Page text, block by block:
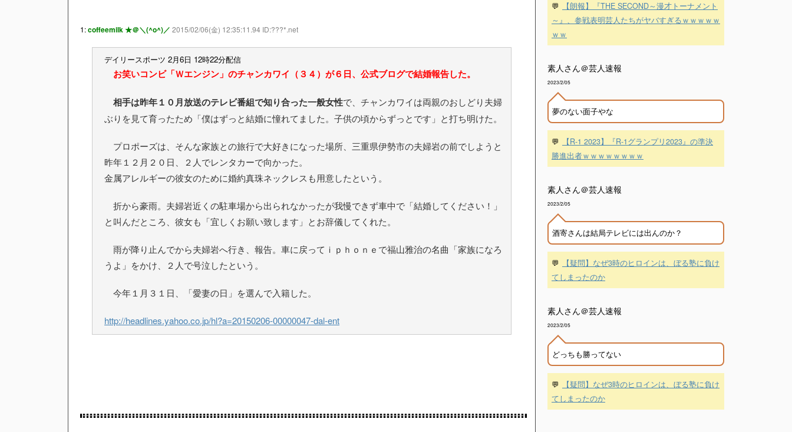
1:coffeemilk ★＠＼(^o^)／ 2015/02/06(金) 12:35:11.94 ID:???*.net
デイリースポーツ 2月6日 12時22分配信
お笑いコンビ「Ｗエンジン」のチャンカワイ（３４）が６日、公式ブログで結婚報告した。
相手は昨年１０月放送のテレビ番組で知り合った一般女性で、チャンカワイは両親のおしどり夫婦
ぶりを見て育ったため「僕はずっと結婚に憧れてました。子供の頃からずっとです」と打ち明けた。
プロポーズは、そんな家族との旅行で大好きになった場所、三重県伊勢市の夫婦岩の前でしようと
昨年１２月２０日、２人でレンタカーで向かった。
金属アレルギーの彼女のために婚約真珠ネックレスも用意したという。
折から豪雨。夫婦岩近くの駐車場から出られなかったが我慢できず車中で「結婚してください！」
と叫んだところ、彼女も「宜しくお願い致します」とお辞儀してくれた。
雨が降り止んでから夫婦岩へ行き、報告。車に戻ってｉｐｈｏｎｅで福山雅治の名曲「家族になろ
うよ」をかけ、２人で号泣したという。
今年１月３１日、「愛妻の日」を選んで入籍した。
http://headlines.yahoo.co.jp/hl?a=20150206-00000047-dal-ent
💬
【朗報】『THE SECOND～漫才トーナメント
～』、参戦表明芸人たちがヤバすぎるｗｗｗｗｗ
ｗｗ
素人さん＠芸人速報
2023/2/05
夢のない面子やな
💬
【R-1 2023】『R-1グランプリ2023』の準決
勝進出者ｗｗｗｗｗｗｗｗ
素人さん＠芸人速報
2023/2/05
酒寄さんは結局テレビには出んのか？
💬
【疑問】なぜ3時のヒロインは、ぼる塾に負け
てしまったのか
素人さん＠芸人速報
2023/2/05
どっちも勝ってない
💬
【疑問】なぜ3時のヒロインは、ぼる塾に負け
てしまったのか